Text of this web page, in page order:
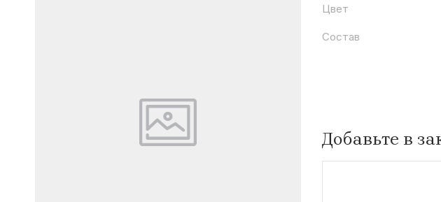
Цвет
Состав
Добавьте в